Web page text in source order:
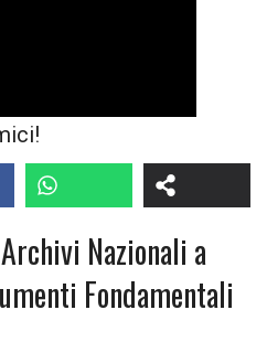
Nazionali a
Fondamentali